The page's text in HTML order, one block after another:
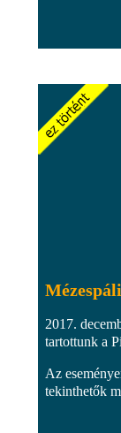
2017.
tartottunk a
Az
tekinthetők